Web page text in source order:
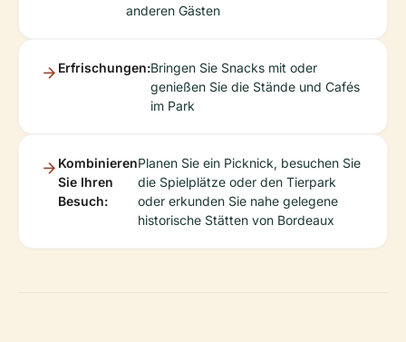
anderen Gästen
Erfrischungen:Bringen Sie Snacks mit oder
genießen Sie die Stände und Cafés
im Park
Kombinieren
Sie Ihren
Besuch:
Planen Sie ein Picknick, besuchen Sie
die Spielplätze oder den Tierpark
oder erkunden Sie nahe gelegene
historische Stätten von Bordeaux